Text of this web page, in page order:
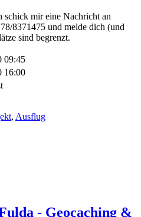
schick mir eine Nachricht an
8371475 und melde dich (und
sind begrenzt.
09:45
16:00
, Ausflug
- Geocaching &